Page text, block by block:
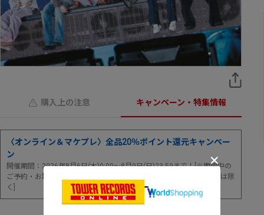
購入上の注意 キャンペーン・特集情報
〈オンライン＆マケプレ〉全品20％ポイント還元キャンペー
ン
開催期間：2026年8月6日(木)0:00～8月9日(日)23:59まで！[※期間中の
ご予約・お取り寄せ・ご注文が対象 ※店舗取置・店舗予約サービスは除
く]